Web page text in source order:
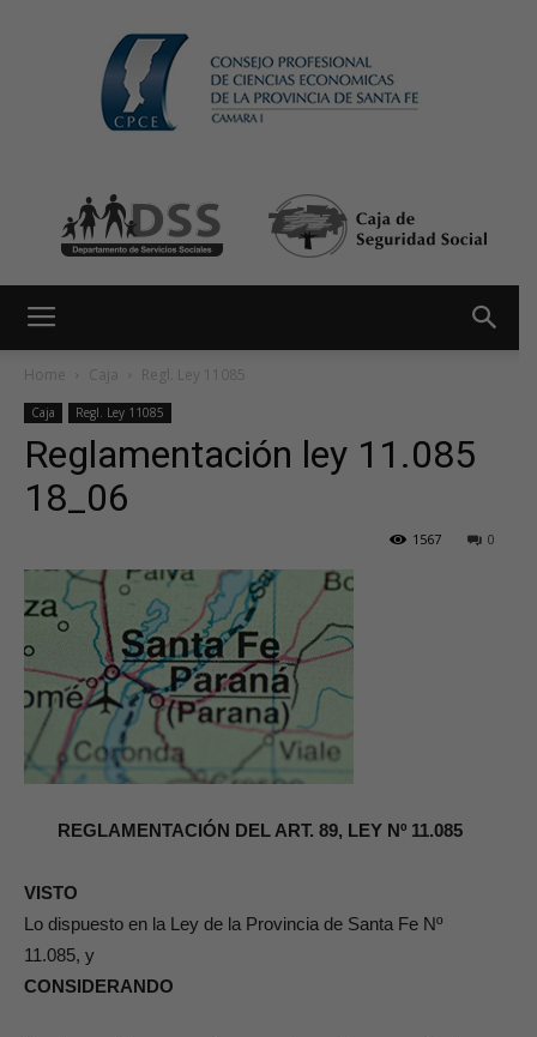
Home Caja Regl. Ley 11085
Caja Regl. Ley 11085
Reglamentación ley 11.085
18_06
0
1567
REGLAMENTACIÓN DEL ART. 89, LEY Nº 11.085
VISTO
Lo dispuesto en la Ley de la Provincia de Santa Fe Nº
11.085, y
CONSIDERANDO